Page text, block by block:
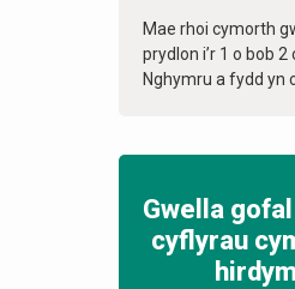
Mae rhoi cymorth
prydlon i’r 1 o bob 2
Nghymru a fydd yn
Gwella
cyflyrau